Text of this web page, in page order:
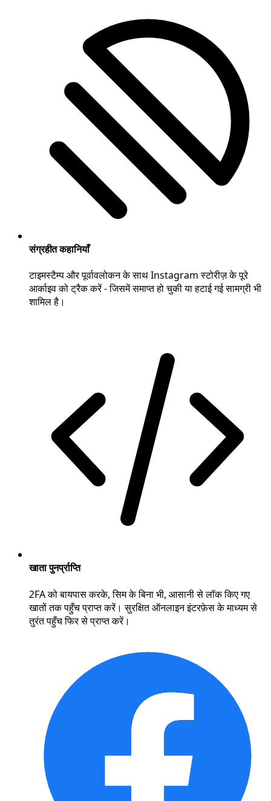
संग्रहीत कहानियाँ
टाइमस्टैम्प और पूर्वावलोकन के साथ Instagram स्टोरीज़ के पूरे
आर्काइव को ट्रैक करें - जिसमें समाप्त हो चुकी या हटाई गई सामग्री भी
शामिल है।
खाता पुनर्प्राप्ति
2FA को बायपास करके, सिम के बिना भी, आसानी से लॉक किए गए
खातों तक पहुँच प्राप्त करें। सुरक्षित ऑनलाइन इंटरफ़ेस के माध्यम से
तुरंत पहुँच फिर से प्राप्त करें।